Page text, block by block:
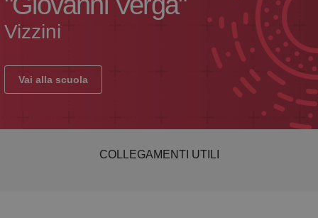
Vizzini
Vai alla scuola
COLLEGAMENTI UTILI